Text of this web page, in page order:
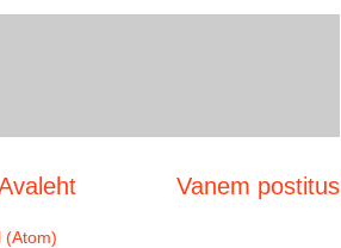
Vanem postitus
(Atom)